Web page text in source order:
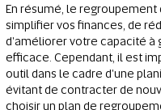
En résumé, le
simplifier vos finances, de
d'améliorer votre capacité à
efficace. Cependant, il est
outil dans le cadre d'une
évitant de contracter de
choisir un plan de